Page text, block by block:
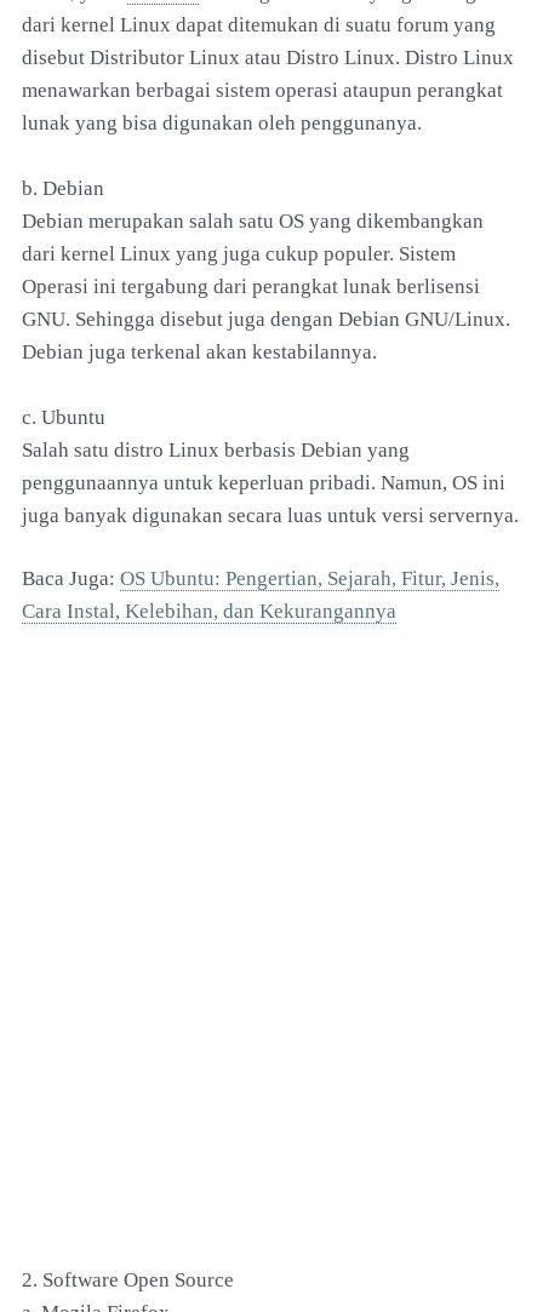
dari kernel Linux dapat ditemukan di suatu forum yang
disebut Distributor Linux atau Distro Linux. Distro Linux
menawarkan berbagai sistem operasi ataupun perangkat
lunak yang bisa digunakan oleh penggunanya.
b. Debian
Debian merupakan salah satu OS yang dikembangkan
dari kernel Linux yang juga cukup populer. Sistem
Operasi ini tergabung dari perangkat lunak berlisensi
GNU. Sehingga disebut juga dengan Debian GNU/Linux.
Debian juga terkenal akan kestabilannya.
c. Ubuntu
Salah satu distro Linux berbasis Debian yang
penggunaannya untuk keperluan pribadi. Namun, OS ini
juga banyak digunakan secara luas untuk versi servernya.
Baca Juga: OS Ubuntu: Pengertian, Sejarah, Fitur, Jenis,
Cara Instal, Kelebihan, dan Kekurangannya
2. Software Open Source